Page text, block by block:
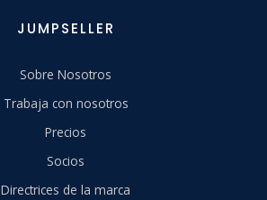
JUMPSELLER
Sobre Nosotros
Trabaja con nosotros
Precios
Socios
Directrices de la marca